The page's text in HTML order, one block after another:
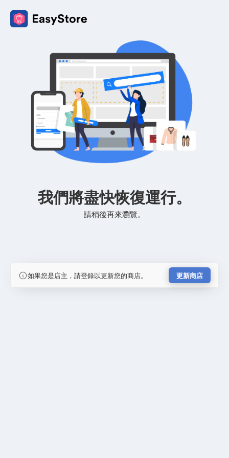
我們將盡快恢復運行。
請稍後再來瀏覽。
如果您是店主，請登錄以更新您的商店。 更新商店